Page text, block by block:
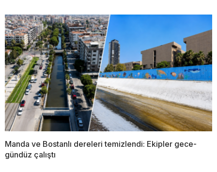
Manda ve Bostanlı dereleri temizlendi: Ekipler gece-
gündüz çalıştı